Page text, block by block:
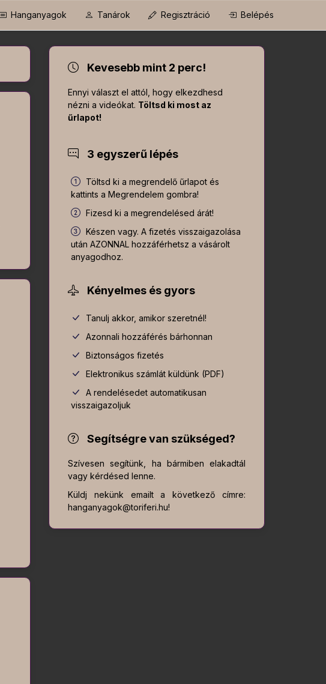
Hanganyagok Tanárok Regisztráció Belépés
Kevesebb mint 2 perc!
Ennyi választ el attól, hogy elkezdhesd
nézni a videókat. Töltsd ki most az
űrlapot!
3 egyszerű lépés
Töltsd ki a megrendelő űrlapot és
kattints a Megrendelem gombra!
Fizesd ki a megrendelésed árát!
Készen vagy. A fizetés visszaigazolása
után AZONNAL hozzáférhetsz a vásárolt
anyagodhoz.
Kényelmes és gyors
Tanulj akkor, amikor szeretnél!
Azonnali hozzáférés bárhonnan
Biztonságos fizetés
Elektronikus számlát küldünk (PDF)
A rendelésedet automatikusan
visszaigazoljuk
Segítségre van szükséged?
Szívesen segítünk, ha bármiben elakadtál
vagy kérdésed lenne.
Küldj nekünk emailt a következő címre:
hanganyagok@toriferi.hu!